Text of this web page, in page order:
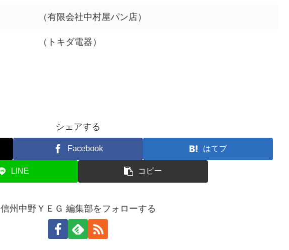
（有限会社中村屋パン店）
（トキダ電器）
シェアする
Facebook はてブ
LINE コピー
信州中野ＹＥＧ 編集部をフォローする